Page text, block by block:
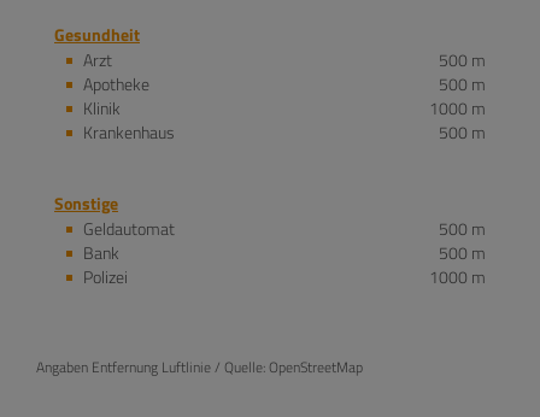
Gesundheit
Arzt
500 m
Apotheke
500 m
Klinik
1000 m
Krankenhaus
500 m
Sonstige
Geldautomat
500 m
Bank
500 m
Polizei
1000 m
Angaben Entfernung Luftlinie / Quelle: OpenStreetMap